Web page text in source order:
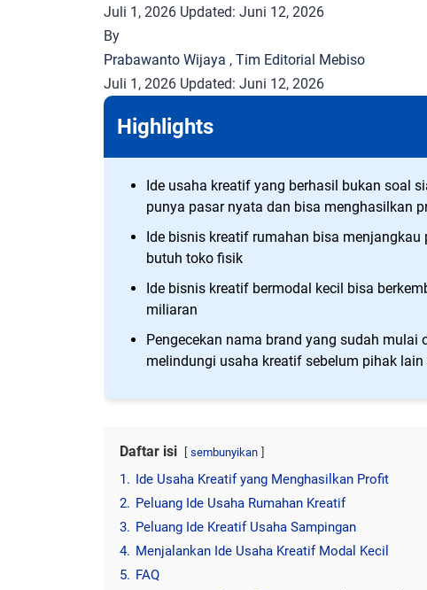
Juli 1, 2026 Updated: Juni 12, 2026
By
Prabawanto Wijaya , Tim Editorial Mebiso
Juli 1, 2026 Updated: Juni 12, 2026
Highlights
Ide usaha kreatif yang berhasil bukan soal
punya pasar nyata dan bisa menghasilkan
Ide bisnis kreatif rumahan bisa
butuh toko fisik
Ide bisnis kreatif bermodal kecil bisa
miliaran
Pengecekan nama brand yang sudah mulai
melindungi usaha kreatif sebelum pihak lain
Daftar isi sembunyikan
1. Ide Usaha Kreatif yang Menghasilkan Profit
2. Peluang Ide Usaha Rumahan Kreatif
3. Peluang Ide Kreatif Usaha Sampingan
4. Menjalankan Ide Usaha Kreatif Modal Kecil
5. FAQ